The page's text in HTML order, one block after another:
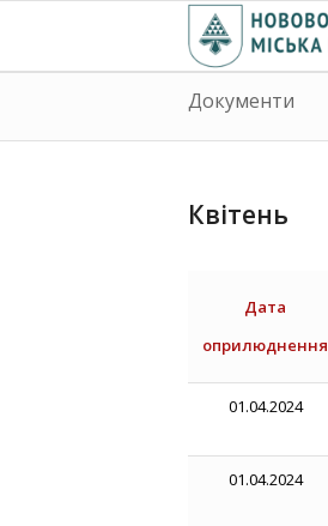
Документи
Квітень
Дата
оприлюднення
01.04.2024
01.04.2024